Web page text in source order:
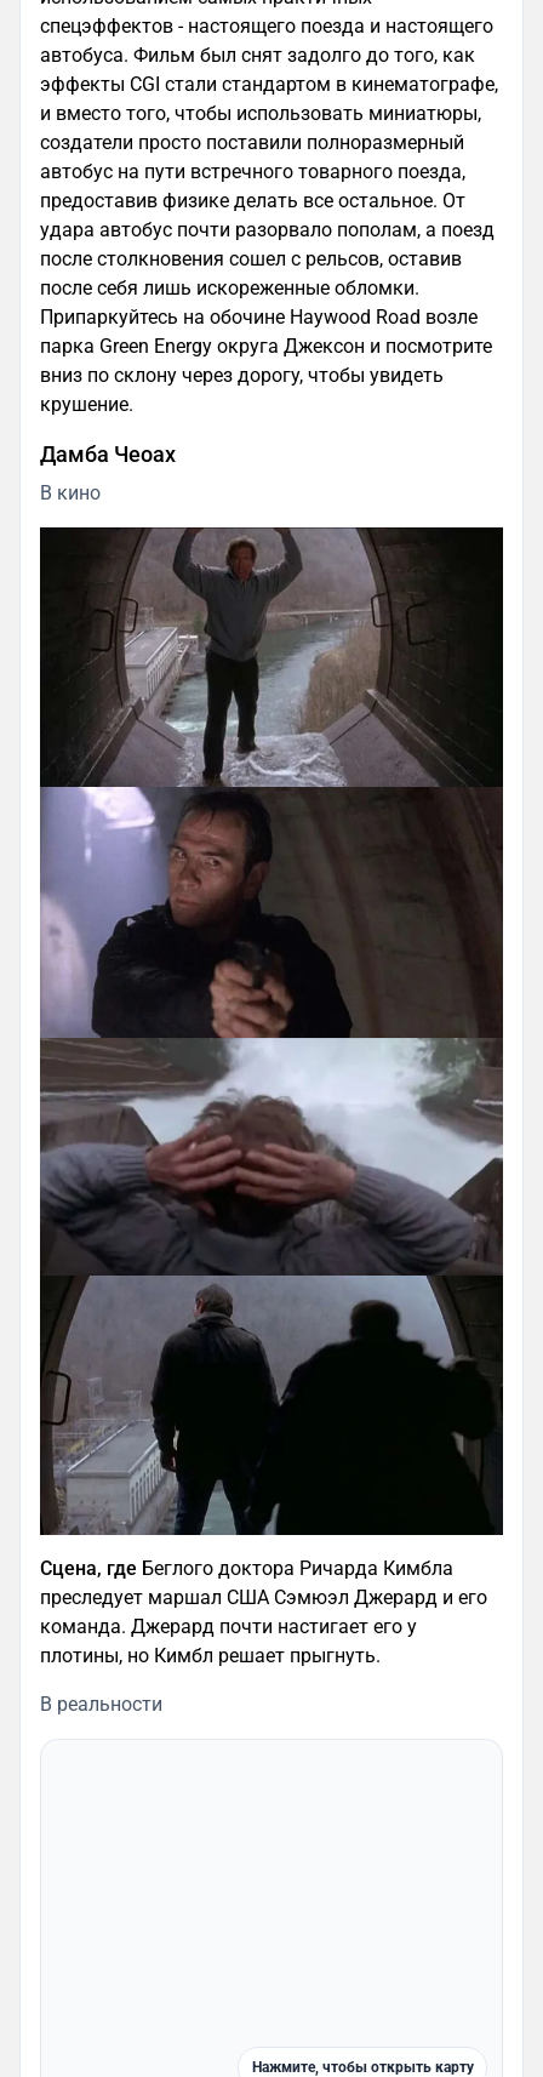
спецэффектов - настоящего поезда и настоящего
автобуса. Фильм был снят задолго до того, как
эффекты CGI стали стандартом в кинематографе,
и вместо того, чтобы использовать миниатюры,
создатели просто поставили полноразмерный
автобус на пути встречного товарного поезда,
предоставив физике делать все остальное. От
удара автобус почти разорвало пополам, а поезд
после столкновения сошел с рельсов, оставив
после себя лишь искореженные обломки.
Припаркуйтесь на обочине Haywood Road возле
парка Green Energy округа Джексон и посмотрите
вниз по склону через дорогу, чтобы увидеть
крушение.
Дамба Чеоах
В кино
Сцена, где Беглого доктора Ричарда Кимбла
преследует маршал США Сэмюэл Джерард и его
команда. Джерард почти настигает его у
плотины, но Кимбл решает прыгнуть.
В реальности
Нажмите, чтобы открыть карту